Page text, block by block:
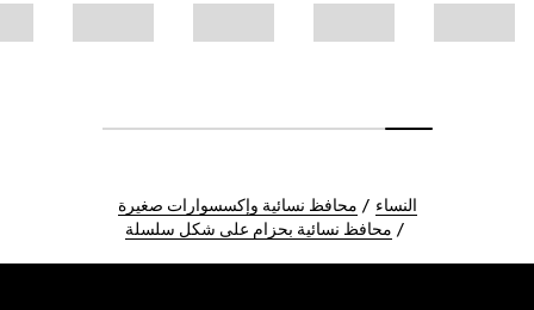
النساء
محافظ نسائية وإكسسوارات صغيرة
محافظ نسائية بحزام على شكل سلسلة